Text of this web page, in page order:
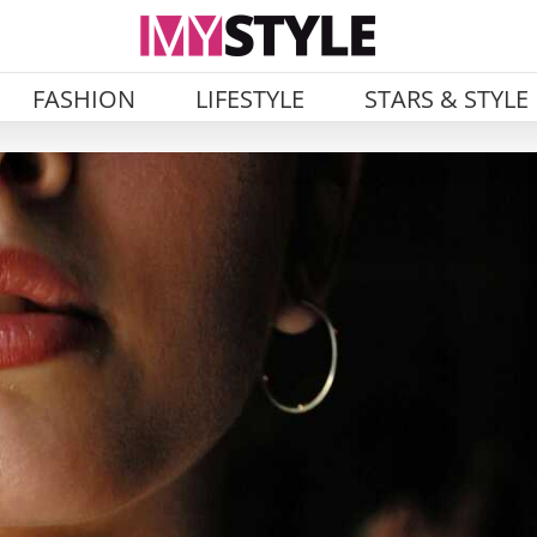
FASHION LIFESTYLE STARS & STYLE